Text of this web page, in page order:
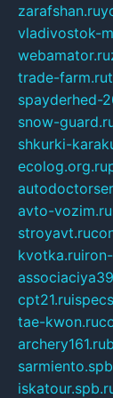
zarafshan.ru
vladivostok-
webamator.ru
trade-farm.ru
spayderhed-
snow-
shkurki-
ecolog.org.ru
avto-vozim.ru
stroyavt.ru
kvotka.ru
cpt21.ru
tae-kwon.ru
archery161.ru